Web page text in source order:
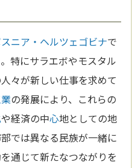
ニア・ヘルツェゴビナで
特にサラエボやモスタル
々が新しい仕事を求めて
の発展により、これらの
や経済の中心地としての地
では異なる民族が一緒に
通じて新たなつながりを